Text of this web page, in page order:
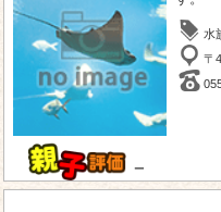
－
水
〒